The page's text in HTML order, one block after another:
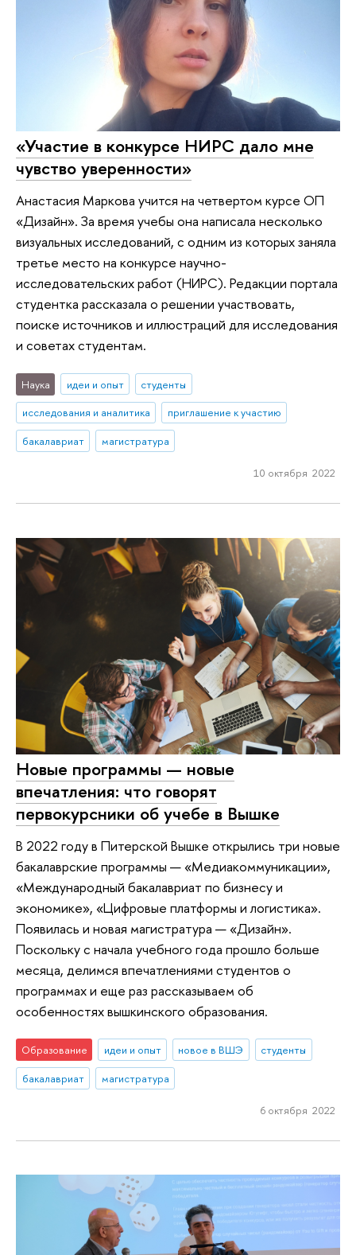
«Участие в конкурсе НИРС дало мне
чувство уверенности»
Анастасия Маркова учится на четвертом курсе ОП
«Дизайн». За время учебы она написала несколько
визуальных исследований, с одним из которых заняла
третье место на конкурсе научно-
исследовательских работ (НИРС). Редакции портала
студентка рассказала о решении участвовать,
поиске источников и иллюстраций для исследования
и советах студентам.
Наука идеи и опыт
студенты
исследования и аналитика
приглашение к участию
бакалавриат
магистратура
10 октября 2022
Новые программы — новые
впечатления: что говорят
первокурсники об учебе в Вышке
В 2022 году в Питерской Вышке открылись три новые
бакалаврские программы — «Медиакоммуникации»,
«Международный бакалавриат по бизнесу и
экономике», «Цифровые платформы и логистика».
Появилась и новая магистратура — «Дизайн».
Поскольку с начала учебного года прошло больше
месяца, делимся впечатлениями студентов о
программах и еще раз рассказываем об
особенностях вышкинского образования.
Образование идеи и опыт новое в ВШЭ
студенты
бакалавриат
магистратура
6 октября 2022